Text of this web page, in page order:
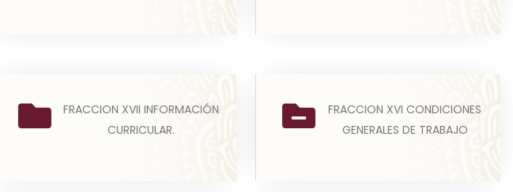
FRACCION XVII INFORMACIÓN
CURRICULAR.
nivel de jefe de departamento o
equivalente hasta...
FRACCION XVI CONDICIONES
GENERALES DE TRABAJO
trabajo, contratos o convenios
que regulen las relac...